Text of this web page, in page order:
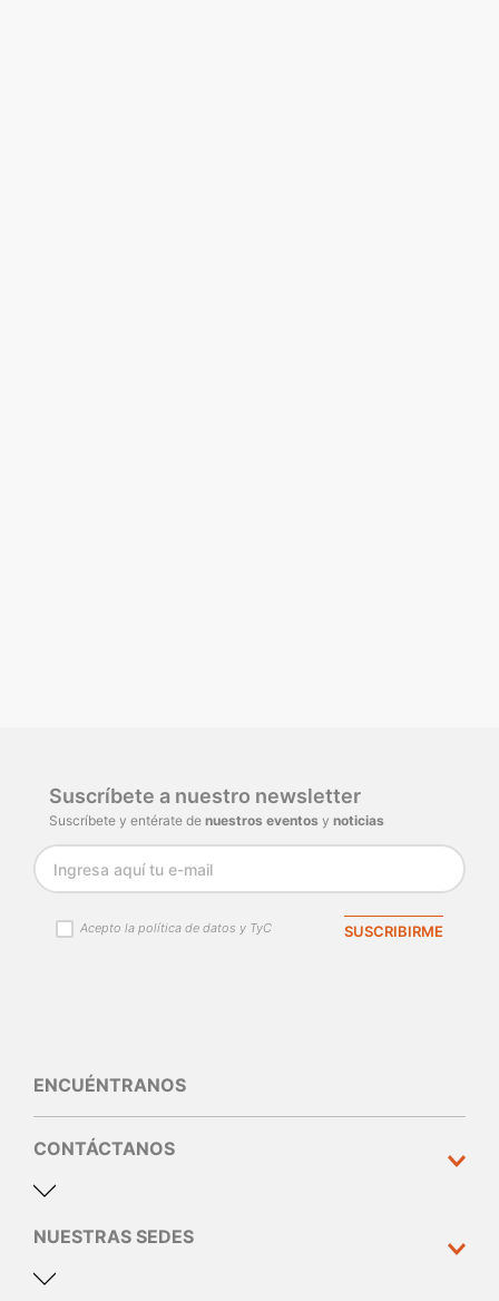
Suscríbete a nuestro newsletter
Suscríbete y entérate de nuestros eventos y noticias
Acepto la política de datos y TyC SUSCRIBIRME
ENCUÉNTRANOS
CONTÁCTANOS
Dirección y teléfono
Calle 10 N°30 - 310 Medellín
NUESTRAS SEDES